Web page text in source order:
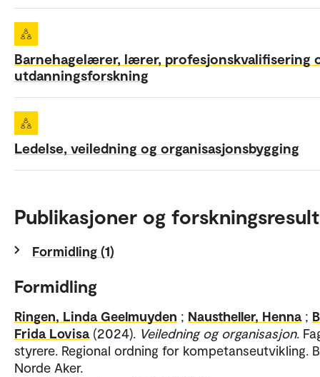
Barnehagelærer, lærer, profesjonskvalifisering
utdanningsforskning
Ledelse, veiledning og organisasjonsbygging
Publikasjoner og
Formidling (1)
Formidling
Ringen, Linda Geelmuyden ; Naustheller, Henna ;
Frida Lovisa (2024). Veiledning og organisasjon.
styrere. Regional ordning for kompetanseutvikling.
Norde Aker.